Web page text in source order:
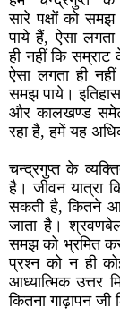
सारे पक्षों को समझ
पाये हैं, ऐसा लगता
ही नहीं कि
ऐसा लगता ही
समझ पाये।
और कालखण्ड
रहा है, हमें यह
चन्द्रगुप्त के
है। जीवन यात्रा
सकती है, कितने
जाता है।
समझ को भ्रमित
प्रश्न को न ही
आध्यात्मिक उत्तर
कितना गाढ़ापन जी